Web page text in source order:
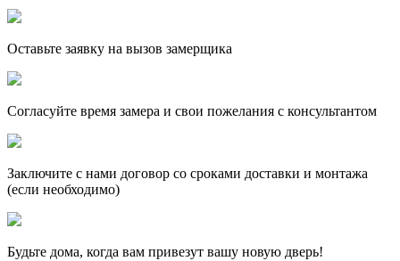
Оставьте заявку на вызов замерщика
Согласуйте время замера и свои пожелания с консультантом
Заключите с нами договор со сроками доставки и монтажа
(если необходимо)
Будьте дома, когда вам привезут вашу новую дверь!